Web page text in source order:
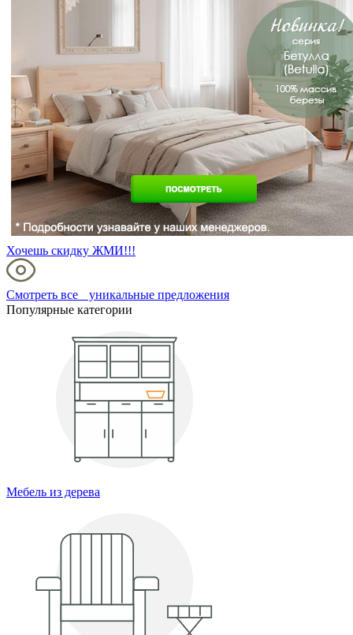
Хочешь скидку ЖМИ!!!
Смотреть все уникальные предложения
Популярные категории
Мебель из дерева